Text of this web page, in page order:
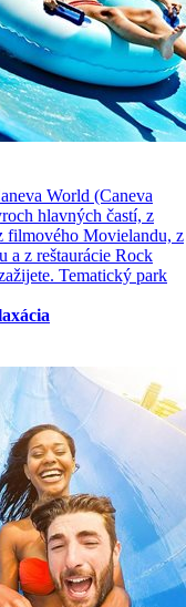
World (Caneva
hlavných častí, z
filmového Movielandu, z
a z reštaurácie Rock
Tematický park